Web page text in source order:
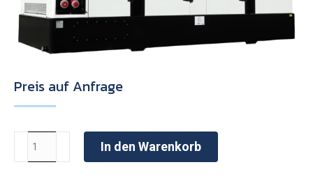
Preis auf Anfrage
670kVA
Diesel
In den Warenkorb